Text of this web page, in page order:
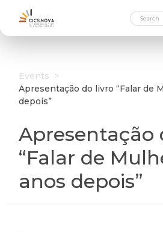
Events >
Apresentação do livro “Falar de
depois”
Apresentação
“Falar de
anos depois”